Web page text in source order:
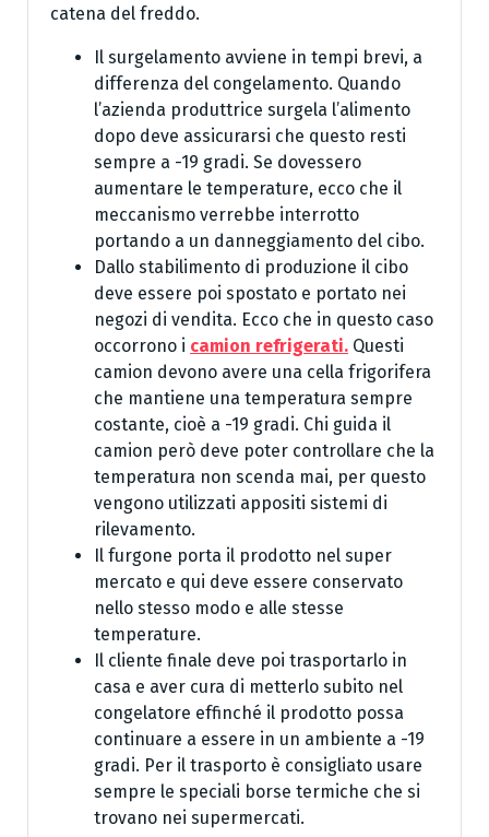
catena del freddo.
Il surgelamento avviene in tempi brevi, a
differenza del congelamento. Quando
l’azienda produttrice surgela l’alimento
dopo deve assicurarsi che questo resti
sempre a -19 gradi. Se dovessero
aumentare le temperature, ecco che il
meccanismo verrebbe interrotto
portando a un danneggiamento del cibo.
Dallo stabilimento di produzione il cibo
deve essere poi spostato e portato nei
negozi di vendita. Ecco che in questo caso
occorrono i camion refrigerati. Questi
camion devono avere una cella frigorifera
che mantiene una temperatura sempre
costante, cioè a -19 gradi. Chi guida il
camion però deve poter controllare che la
temperatura non scenda mai, per questo
vengono utilizzati appositi sistemi di
rilevamento.
Il furgone porta il prodotto nel super
mercato e qui deve essere conservato
nello stesso modo e alle stesse
temperature.
Il cliente finale deve poi trasportarlo in
casa e aver cura di metterlo subito nel
congelatore effinché il prodotto possa
continuare a essere in un ambiente a -19
gradi. Per il trasporto è consigliato usare
sempre le speciali borse termiche che si
trovano nei supermercati.